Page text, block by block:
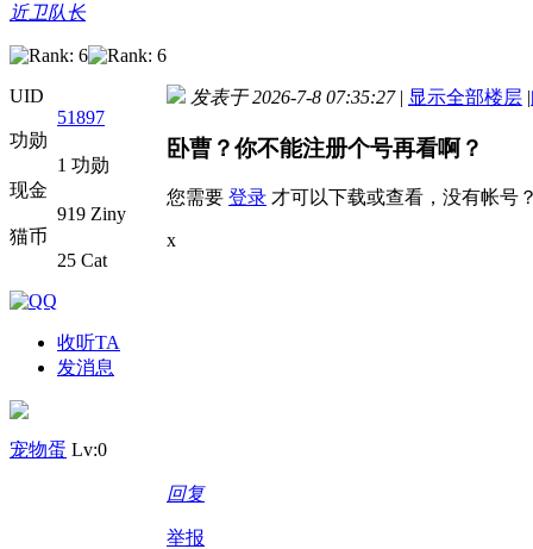
近卫队长
UID
51897
功勋
1 功勋
现金
919 Ziny
猫币
25 Cat
收听TA
发消息
宠物蛋 Lv:0
发表于 2026-7-8 07:35:27 | 显示全部楼层 |
卧曹？你不能注册个号再看啊？
您需要 登录 才可以下载或查看，没有帐号
x
回复
举报